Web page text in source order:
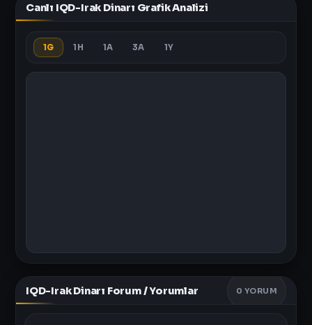
Canlı IQD-Irak Dinarı Grafik Analizi
1G 1H 1A 3A 1Y
IQD-Irak Dinarı Forum / Yorumlar 0 YORUM